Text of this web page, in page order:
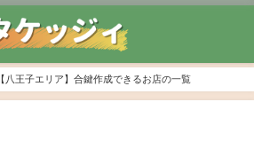
【八王子エリア】合鍵作成できるお店の一覧